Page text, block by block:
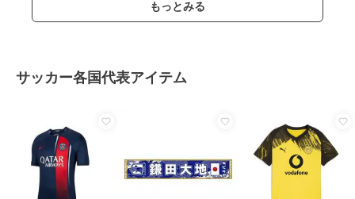
もっとみる
サッカー各国代表アイテム